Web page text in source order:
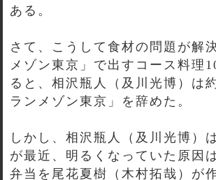
ある。
さて、こうして食材の問題が解
メゾン東京」で出すコース料理
ると、相沢瓶人（及川光博）は
ランメゾン東京」を辞めた。
しかし、相沢瓶人（及川光博）
が最近、明るくなっていた原因
弁当を尾花夏樹（木村拓哉）が